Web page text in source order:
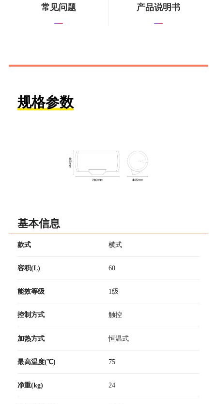
常见问题 产品说明书
规格参数
基本信息
款式 横式
容积(L) 60
能效等级 1级
控制方式 触控
加热方式 恒温式
最高温度(℃) 75
净重(kg) 24